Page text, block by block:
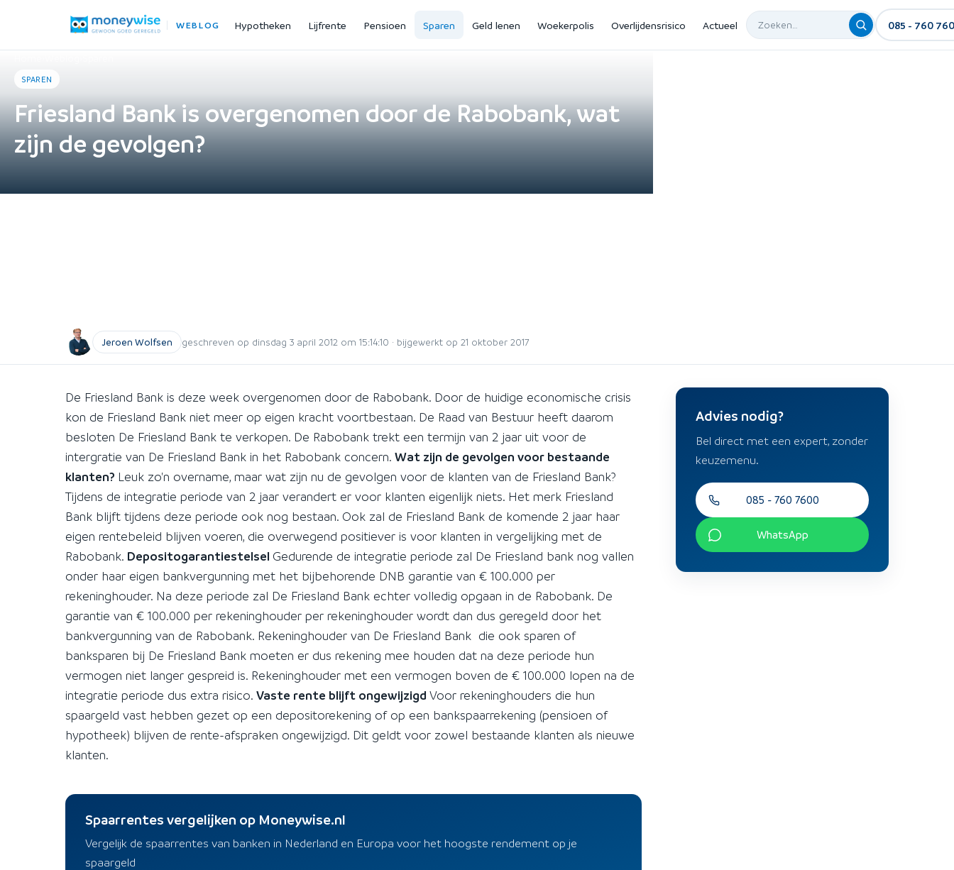
WEBLOG Hypotheken Lijfrente Pensioen Sparen Geld lenen Woekerpolis Overlijdensrisico Actueel 085 - 760
SPAREN
Friesland Bank is overgenomen door de Rabobank, wat
zijn de gevolgen?
Jeroen Wolfsen geschreven op dinsdag 3 april 2012 om 15:14:10 · bijgewerkt op 21 oktober 2017
De Friesland Bank is deze week overgenomen door de Rabobank. Door de huidige economische crisis
kon de Friesland Bank niet meer op eigen kracht voortbestaan. De Raad van Bestuur heeft daarom
besloten De Friesland Bank te verkopen. De Rabobank trekt een termijn van 2 jaar uit voor de
intergratie van De Friesland Bank in het Rabobank concern. Wat zijn de gevolgen voor bestaande
klanten? Leuk zo'n overname, maar wat zijn nu de gevolgen voor de klanten van de Friesland Bank?
Tijdens de integratie periode van 2 jaar verandert er voor klanten eigenlijk niets. Het merk Friesland
Bank blijft tijdens deze periode ook nog bestaan. Ook zal de Friesland Bank de komende 2 jaar haar
eigen rentebeleid blijven voeren, die overwegend positiever is voor klanten in vergelijking met de
Rabobank. Depositogarantiestelsel Gedurende de integratie periode zal De Friesland bank nog vallen
onder haar eigen bankvergunning met het bijbehorende DNB garantie van € 100.000 per
rekeninghouder. Na deze periode zal De Friesland Bank echter volledig opgaan in de Rabobank. De
garantie van € 100.000 per rekeninghouder per rekeninghouder wordt dan dus geregeld door het
bankvergunning van de Rabobank. Rekeninghouder van De Friesland Bank die ook sparen of
banksparen bij De Friesland Bank moeten er dus rekening mee houden dat na deze periode hun
vermogen niet langer gespreid is. Rekeninghouder met een vermogen boven de € 100.000 lopen na de
integratie periode dus extra risico. Vaste rente blijft ongewijzigd Voor rekeninghouders die hun
spaargeld vast hebben gezet op een depositorekening of op een bankspaarrekening (pensioen of
hypotheek) blijven de rente-afspraken ongewijzigd. Dit geldt voor zowel bestaande klanten als nieuwe
klanten.
Spaarrentes vergelijken op Moneywise.nl
Vergelijk de spaarrentes van banken in Nederland en Europa voor het hoogste rendement op je
spaargeld
Advies nodig?
Bel direct met een expert, zonder
keuzemenu.
085 - 760 7600
WhatsApp